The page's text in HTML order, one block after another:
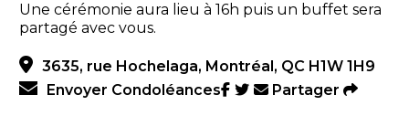
Une cérémonie aura lieu à 16h puis un buffet sera
partagé avec vous.
3635, rue Hochelaga, Montréal, QC H1W 1H9
Envoyer Condoléances
Partager